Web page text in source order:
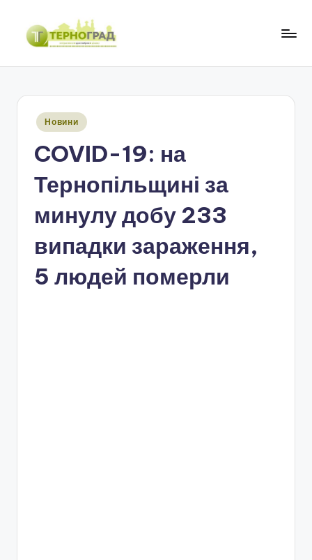
Перейти
Опубліковано
Новини
COVID-19: на
Тернопільщині за
минулу добу 233
випадки зараження,
5 людей померли